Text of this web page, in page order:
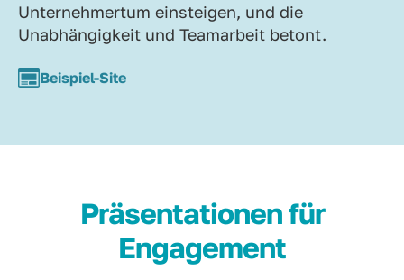
Unternehmertum einsteigen, und die
Unabhängigkeit und Teamarbeit betont.
Beispiel-Site
Präsentationen für
Engagement